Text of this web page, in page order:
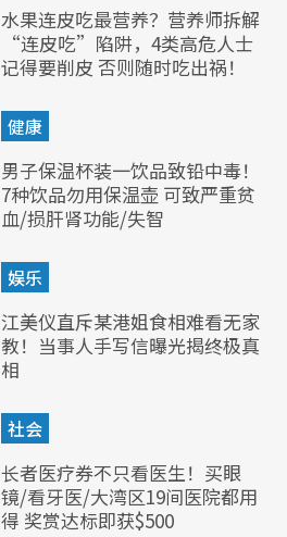
水果连皮吃最营养？营养师拆解
“连皮吃”陷阱，4类高危人士
记得要削皮 否则随时吃出祸！
健康
男子保温杯装一饮品致铅中毒！
7种饮品勿用保温壶 可致严重贫
血/损肝肾功能/失智
娱乐
江美仪直斥某港姐食相难看无家
教！当事人手写信曝光揭终极真
相
社会
长者医疗券不只看医生！买眼
镜/看牙医/大湾区19间医院都用
得 奖赏达标即获$500